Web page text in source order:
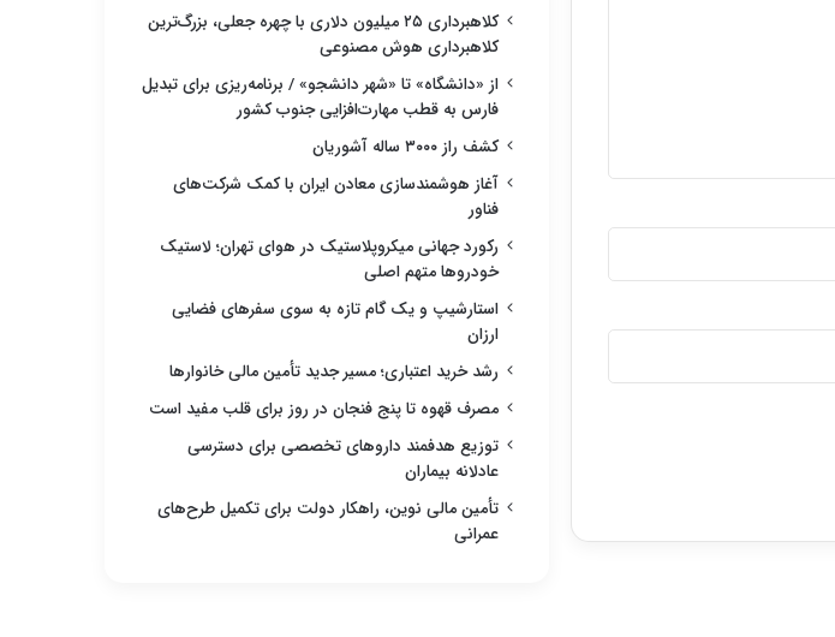
کلاهبرداری ۲۵ میلیون دلاری با چهره جعلی، بزرگ‌ترین
کلاهبرداری هوش مصنوعی
از «دانشگاه» تا «شهر دانشجو» / برنامه‌ریزی برای تبدیل
فارس به قطب مهارت‌افزایی جنوب کشور
کشف راز ۳۰۰۰ ساله آشوریان
آغاز هوشمندسازی معادن ایران با کمک شرکت‌های
فناور
رکورد جهانی میکروپلاستیک در هوای تهران؛ لاستیک
خودروها متهم اصلی
استارشیپ و یک گام تازه به سوی سفرهای فضایی
ارزان
رشد خرید اعتباری؛ مسیر جدید تأمین مالی خانوارها
مصرف قهوه تا پنج فنجان در روز برای قلب مفید است
توزیع هدفمند داروهای تخصصی برای دسترسی
عادلانه بیماران
تأمین مالی نوین، راهکار دولت برای تکمیل طرح‌های
عمرانی